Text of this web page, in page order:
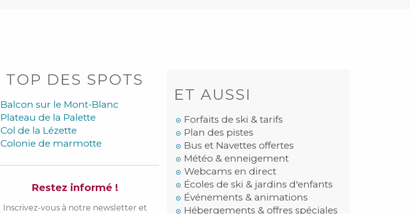
TOP DES SPOTS
Balcon sur le Mont-Blanc
Plateau de la Palette
Col de la Lézette
Colonie de marmotte
Restez informé !
Inscrivez-vous à notre newsletter et
ET AUSSI
Forfaits de ski & tarifs
Plan des pistes
Bus et Navettes offertes
Météo & enneigement
Webcams en direct
Écoles de ski & jardins d'enfants
Événements & animations
Hébergements & offres spéciales